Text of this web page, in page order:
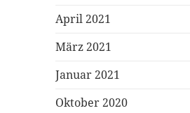
April 2021
März 2021
Januar 2021
Oktober 2020